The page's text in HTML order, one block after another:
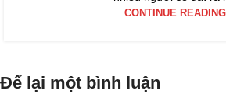
CONTINUE READING
Để lại một bình luận